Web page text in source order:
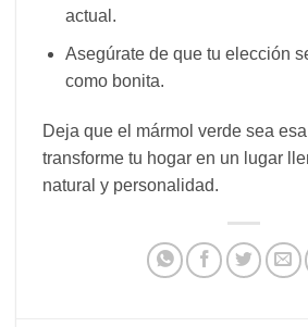
actual.
Asegúrate de que tu elección
como bonita.
Deja que el mármol verde sea
transforme tu hogar en un lugar
natural y personalidad.